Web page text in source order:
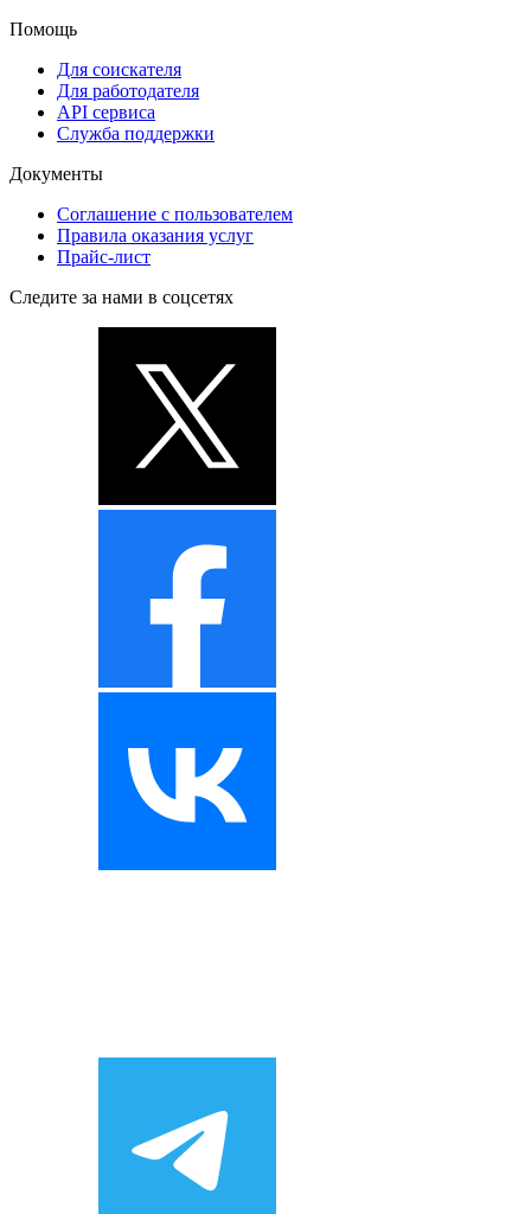
Помощь
Для соискателя
Для работодателя
API сервиса
Служба поддержки
Документы
Соглашение с пользователем
Правила оказания услуг
Прайс-лист
Следите за нами в соцсетях